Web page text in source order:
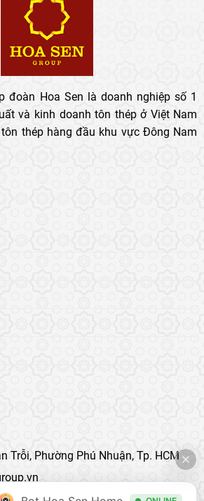
đoàn Hoa Sen là doanh nghiệp số 1
và kinh doanh tôn thép ở Việt Nam
thép hàng đầu khu vực Đông Nam
Trỗi, Phường Phú Nhuận, Tp. HCM